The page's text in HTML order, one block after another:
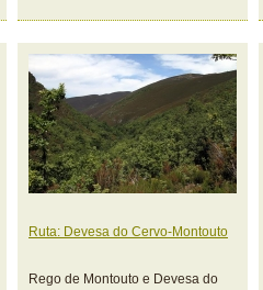
Ruta: Devesa do Cervo-Montouto
Rego de Montouto e Devesa do